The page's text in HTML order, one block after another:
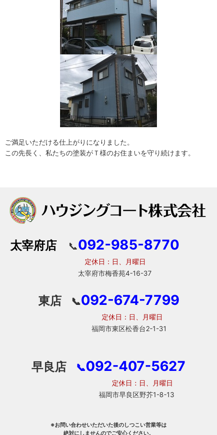
ご満足いただける仕上がりになりました。
この先長く、私たちの塗装がＴ様のお住まいを守り続けます。
太宰府店 📞092-985-8770
定休日：日、月曜日
太宰府市梅香苑4-16-37
東店 📞092-674-7799
定休日：日、月曜日
福岡市東区松香台2-1-31
早良店 📞092-407-5627
定休日：日、月曜日
福岡市早良区野芥1-8-13
※お問い合わせいただいた後のしつこい営業等は
絶対にしませんのでご安心ください。